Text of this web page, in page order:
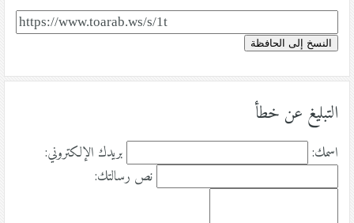
النسخ إلى الحافظة
التبليغ عن خطأ
اسمك:
بريدك الإلكتروني:
نص رسالتك: